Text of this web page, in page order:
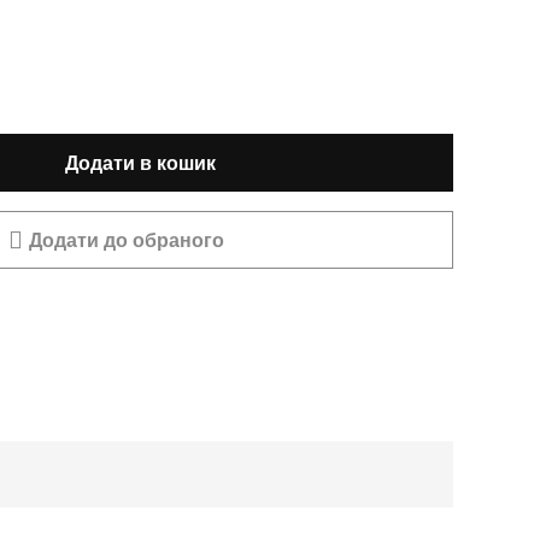
Додати в кошик
Додати до обраного